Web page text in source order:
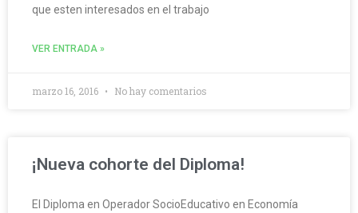
que esten interesados en el trabajo
VER ENTRADA »
marzo 16, 2016 No hay comentarios
¡Nueva cohorte del Diploma!
El Diploma en Operador SocioEducativo en Economía